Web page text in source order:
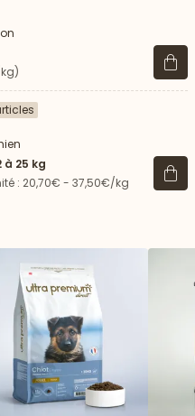
Voir
à 25 kg
: 20,70€ - 37,50€/kg Voir